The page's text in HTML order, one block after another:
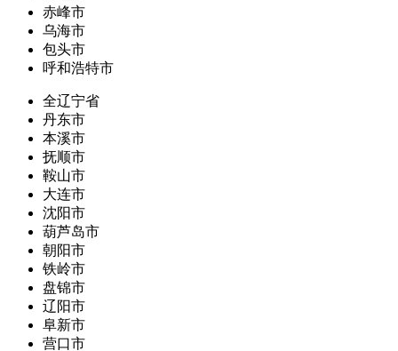
赤峰市
乌海市
包头市
呼和浩特市
全辽宁省
丹东市
本溪市
抚顺市
鞍山市
大连市
沈阳市
葫芦岛市
朝阳市
铁岭市
盘锦市
辽阳市
阜新市
营口市